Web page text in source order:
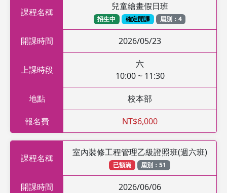
課程名稱
兒童繪畫假日班
招生中 確定開課 屆別：4
開課時間 2026/05/23
上課時段
六
10:00 ~ 11:30
地點 校本部
報名費 NT$6,000
課程名稱
室內裝修工程管理乙級證照班(週六班)
已額滿 屆別：51
開課時間 2026/06/06